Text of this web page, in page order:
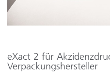
eXact 2 für
Verpackungshersteller